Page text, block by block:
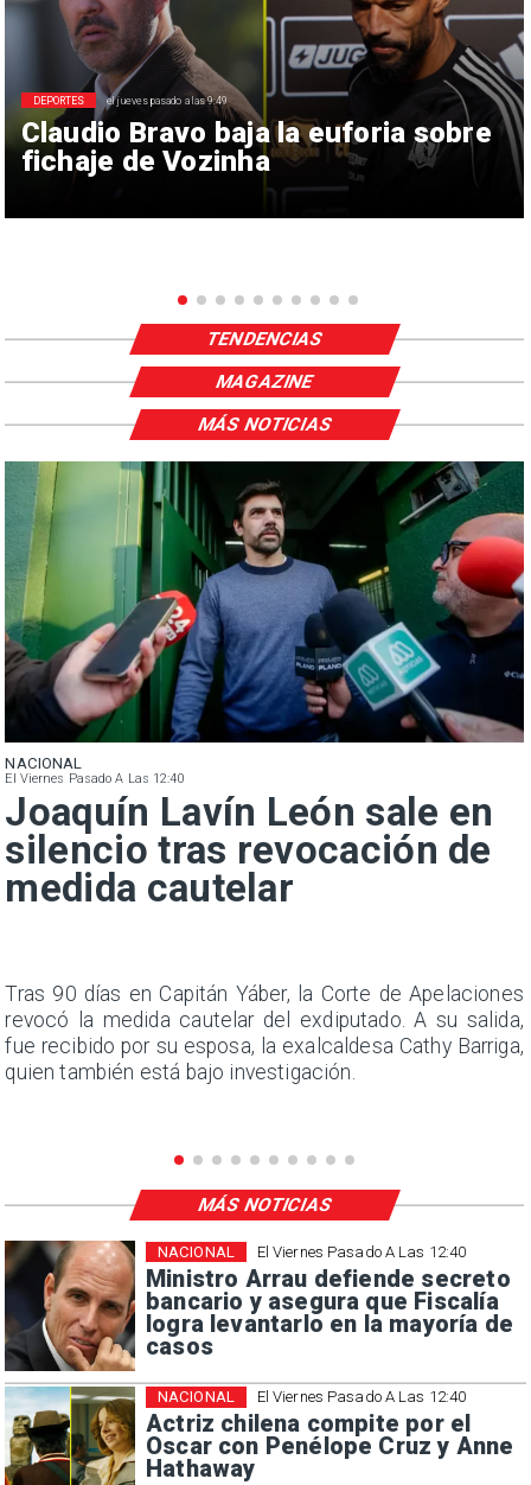
Claudio Bravo baja la euforia sobre
fichaje de Vozinha
DEPORTES el jueves pasado a las 9:49
TENDENCIAS
MAGAZINE
NACIONAL
El Viernes Pasado A Las 12:40
Joaquín Lavín León sale en
silencio tras revocación de
medida cautelar
Tras 90 días en Capitán Yáber, la Corte de Apelaciones
revocó la medida cautelar del exdiputado. A su salida,
fue recibido por su esposa, la exalcaldesa Cathy Barriga,
quien también está bajo investigación.
MÁS NOTICIAS
El Viernes Pasado A Las 12:40
Ministro Arrau defiende secreto
bancario y asegura que Fiscalía
logra levantarlo en la mayoría de
casos
NACIONAL
El Viernes Pasado A Las 12:40
Actriz chilena compite por el
Oscar con Penélope Cruz y Anne
Hathaway
NACIONAL
MÁS NOTICIAS